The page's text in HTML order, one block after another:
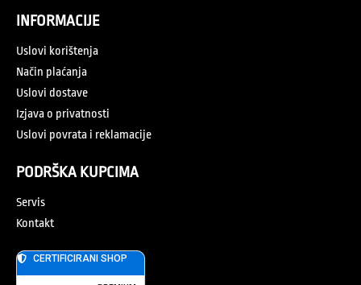
INFORMACIJE
Uslovi korištenja
Način plaćanja
Uslovi dostave
Izjava o privatnosti
Uslovi povrata i reklamacije
PODRŠKA KUPCIMA
Servis
Kontakt